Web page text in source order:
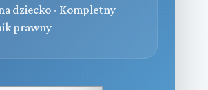
dziecko - Kompletny
prawny